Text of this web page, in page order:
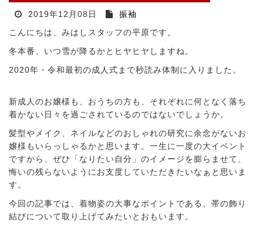
2019年12月08日
振袖
こんにちは、みはしスタッフの平原です。
冬本番、いつ雪が降るかとヒヤヒヤしますね。
2020年・令和最初の成人式まで秒読み体制に入りました。
新成人のお嬢様も、おうちの方も、それぞれに何となく落ち
着かない日々を過ごされているのではないでしょうか。
髪型やメイク、ネイルなどのおしゃれの研究に余念がないお
嬢様もいらっしゃるかと思います。一生に一度の大イベント
ですから、ぜひ「なりたい自分」のイメージを膨らませて、
悔いの残らないようにお支度していただきたいなぁと思いま
す。
今回の記事では、着物姿の大事なポイントである、帯の飾り
結びについて取り上げてみたいとおもいます。